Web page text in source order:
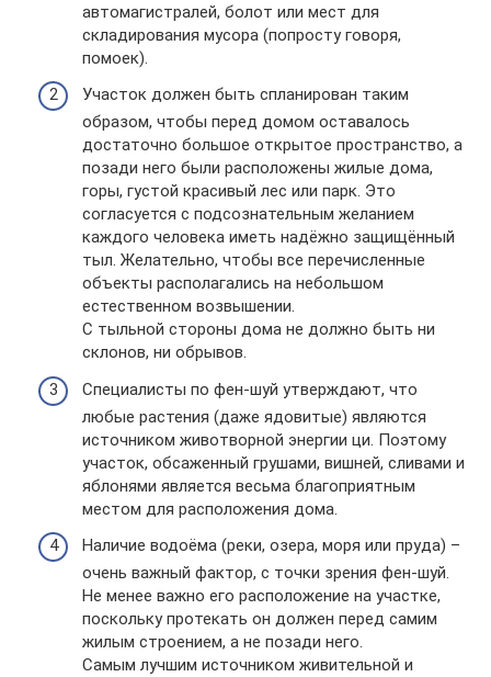
автомагистралей, болот или мест для
складирования мусора (попросту говоря,
помоек).
Участок должен быть спланирован таким
образом, чтобы перед домом оставалось
достаточно большое открытое пространство, а
позади него были расположены жилые дома,
горы, густой красивый лес или парк. Это
согласуется с подсознательным желанием
каждого человека иметь надёжно защищённый
тыл. Желательно, чтобы все перечисленные
объекты располагались на небольшом
естественном возвышении.
С тыльной стороны дома не должно быть ни
склонов, ни обрывов.
Специалисты по фен-шуй утверждают, что
любые растения (даже ядовитые) являются
источником животворной энергии ци. Поэтому
участок, обсаженный грушами, вишней, сливами и
яблонями является весьма благоприятным
местом для расположения дома.
Наличие водоёма (реки, озера, моря или пруда) –
очень важный фактор, с точки зрения фен-шуй.
Не менее важно его расположение на участке,
поскольку протекать он должен перед самим
жилым строением, а не позади него.
Самым лучшим источником живительной и